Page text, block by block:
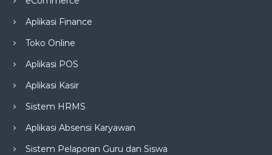
Aplikasi Finance
Toko Online
Aplikasi POS
Aplikasi Kasir
Sistem HRMS
Aplikasi Absensi Karyawan
Sistem Pelaporan Guru dan Siswa